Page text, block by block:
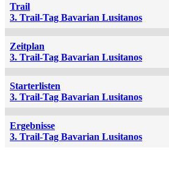
Trail
3. Trail-Tag Bavarian Lusitanos
Zeitplan
3. Trail-Tag Bavarian Lusitanos
Starterlisten
3. Trail-Tag Bavarian Lusitanos
Ergebnisse
3. Trail-Tag Bavarian Lusitanos